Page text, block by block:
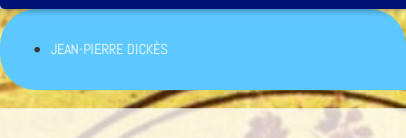
JEAN-PIERRE DICKÈS